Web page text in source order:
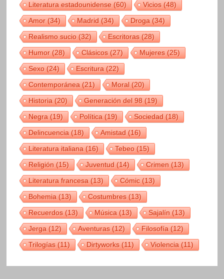
Literatura estadounidense(60) Vicios(48)
Amor(34) Madrid(34) Droga(34)
Realismo sucio(32) Escritoras(28)
Humor(28) Clásicos(27) Mujeres(25)
Sexo(24) Escritura(22)
Contemporánea(21) Moral(20)
Historia(20) Generación del 98(19)
Negra(19) Política(19) Sociedad(18)
Delincuencia(18) Amistad(16)
Literatura italiana(16) Tebeo(15)
Religión(15) Juventud(14) Crimen(13)
Literatura francesa(13) Cómic(13)
Bohemia(13) Costumbres(13)
Recuerdos(13) Música(13) Sajalín(13)
Jerga(12) Aventuras(12) Filosofía(12)
Trilogías(11) Dirtyworks(11) Violencia(11)